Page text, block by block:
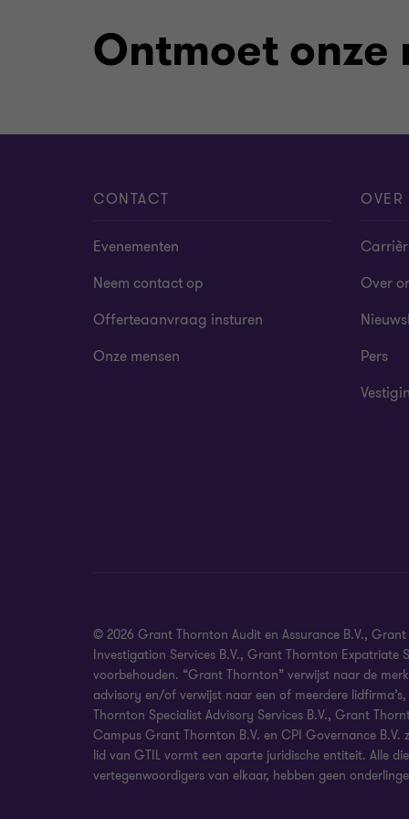
Ontmoet onze
CONTACT
Evenementen
Neem contact op
Offerteaanvraag insturen
Onze mensen
OVER
Over
Pers
© 2026 Grant Thornton Audit en Assurance B.V.,
Investigation Services B.V., Grant Thornton Expatriate
voorbehouden. “Grant Thornton” verwijst naar de
advisory en/of verwijst naar een of meerdere
Thornton Specialist Advisory Services B.V., Grant
Campus Grant Thornton B.V. en CPI Governance
lid van GTIL vormt een aparte juridische entiteit. Alle
vertegenwoordigers van elkaar, hebben geen